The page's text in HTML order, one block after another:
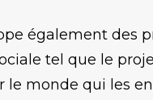
également des
tel que le
le monde qui les